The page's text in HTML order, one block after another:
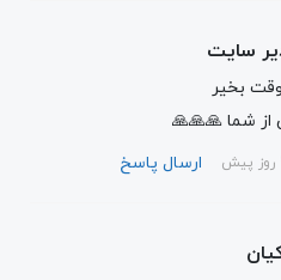
سایت
بخیر
شما 🙏🙏🙏
ارسال پاسخ